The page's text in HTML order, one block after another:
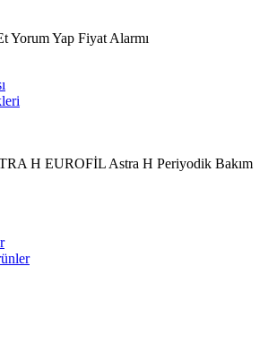
Yorum Yap Fiyat Alarmı
H EUROFİL Astra H Periyodik Bakım